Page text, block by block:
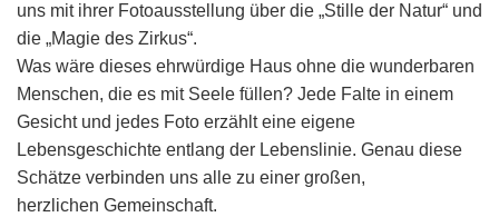
uns mit ihrer Fotoausstellung über die „Stille der Natur“ und
die „Magie des Zirkus“.
Was wäre dieses ehrwürdige Haus ohne die wunderbaren
Menschen, die es mit Seele füllen? Jede Falte in einem
Gesicht und jedes Foto erzählt eine eigene
Lebensgeschichte entlang der Lebenslinie. Genau diese
Schätze verbinden uns alle zu einer großen,
herzlichen Gemeinschaft.